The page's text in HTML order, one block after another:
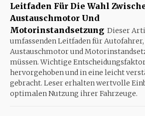
Leitfaden Für Die Wahl
Austauschmotor Und
Motorinstandsetzung Dieser
umfassenden Leitfaden für
Austauschmotor und
müssen. Wichtige
hervorgehoben und in eine leicht
gebracht. Leser erhalten wertvolle
optimalen Nutzung ihrer Fahrzeuge.